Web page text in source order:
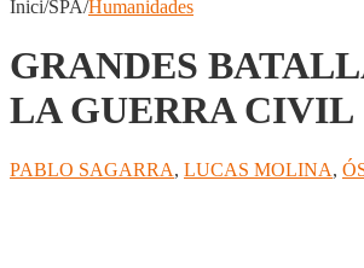
Inici/SPA/Humanidades
GRANDES
LA GUERRA CIVIL
PABLO SAGARRA, LUCAS MOLINA,